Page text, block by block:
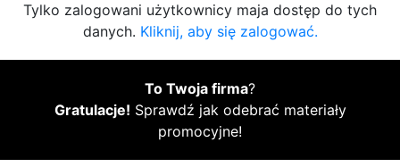
Tylko zalogowani użytkownicy maja dostęp do tych
danych. Kliknij, aby się zalogować.
To Twoja firma?
Gratulacje! Sprawdź jak odebrać materiały
promocyjne!